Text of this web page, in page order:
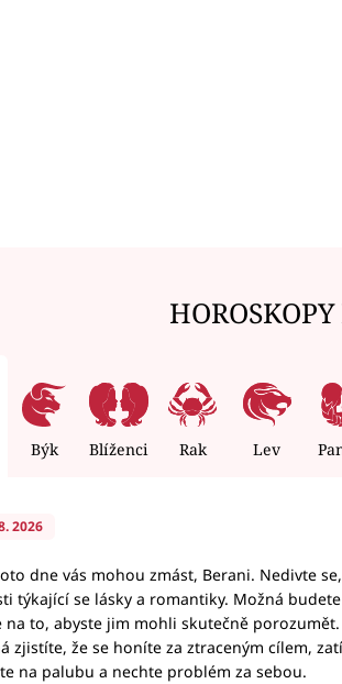
Býk Blíženci Rak Lev
2026
dne vás mohou zmást, Berani. Nedivte
týkající se lásky a romantiky. Možná
to, abyste jim mohli skutečně porozumět.
zjistíte, že se honíte za ztraceným cílem,
na palubu a nechte problém za sebou.